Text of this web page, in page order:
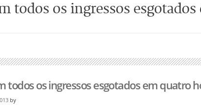
todos os ingressos
todos os ingressos esgotados em quatro
by